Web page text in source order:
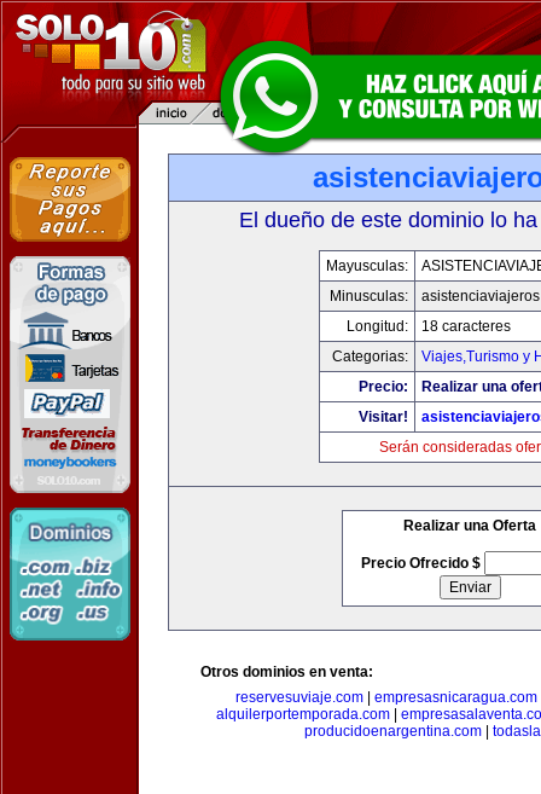
El dueño de este dominio lo
Mayusculas:
Minusculas:
Longitud:
18 caracteres
Categorias:
Viajes,Turismo y
Precio:
Realizar una
Visitar!
Serán consideradas
Realizar una Oferta
Precio Ofrecido $
Otros dominios en venta:
reservesuviaje.com| empresasnicaragua.com
alquilerportemporada.com
producidoenargentina.com